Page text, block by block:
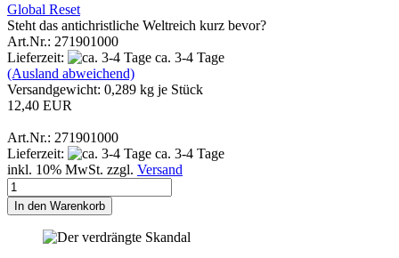
Global Reset
Steht das antichristliche Weltreich kurz bevor?
Art.Nr.: 271901000
Lieferzeit:
ca. 3-4 Tage
(Ausland abweichend)
Versandgewicht: 0,289 kg je Stück
12,40 EUR
Art.Nr.: 271901000
Lieferzeit:
ca. 3-4 Tage
inkl. 10% MwSt. zzgl. Versand
In den Warenkorb